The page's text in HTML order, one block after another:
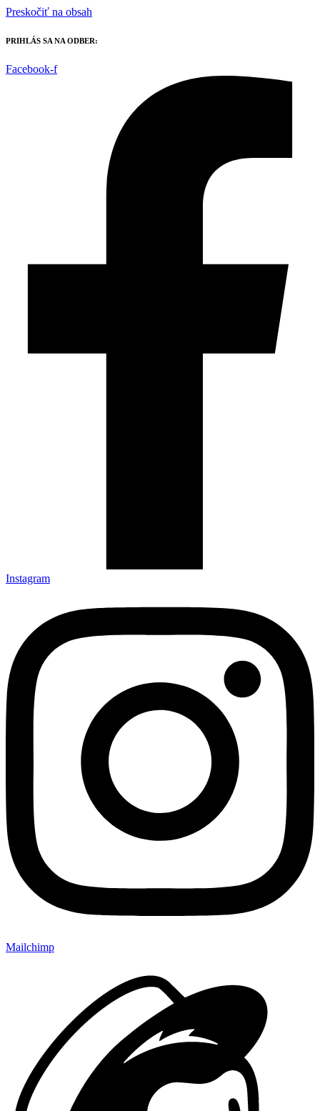
Preskočiť na obsah
PRIHLÁS SA NA ODBER:
Facebook-f
Instagram
Mailchimp